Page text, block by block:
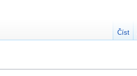
Číst